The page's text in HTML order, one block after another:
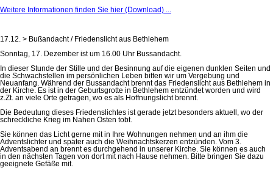
Weitere Informationen finden Sie hier (Download) ...
17.12. > Bußandacht / Friedenslicht aus Bethlehem
Sonntag, 17. Dezember ist um 16.00 Uhr Bussandacht.
In dieser Stunde der Stille und der Besinnung auf die eigenen dunklen Seiten und
die Schwachstellen im persönlichen Leben bitten wir um Vergebung und
Neuanfang. Während der Bussandacht brennt das Friedenslicht aus Bethlehem in
der Kirche. Es ist in der Geburtsgrotte in Bethlehem entzündet worden und wird
z.Zt. an viele Orte getragen, wo es als Hoffnungslicht brennt.
Die Bedeutung dieses Friedenslichtes ist gerade jetzt besonders aktuell, wo der
schreckliche Krieg im Nahen Osten tobt.
Sie können das Licht gerne mit in Ihre Wohnungen nehmen und an ihm die
Adventslichter und später auch die Weihnachtskerzen entzünden. Vom 3.
Adventsabend an brennt es durchgehend in unserer Kirche. Sie können es auch
in den nächsten Tagen von dort mit nach Hause nehmen. Bitte bringen Sie dazu
geeignete Gefäße mit.